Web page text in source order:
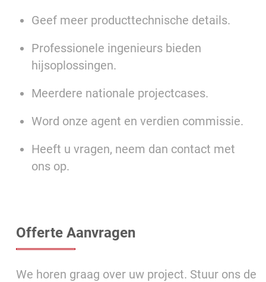
Geef meer producttechnische details.
Professionele ingenieurs bieden
hijsoplossingen.
Meerdere nationale projectcases.
Word onze agent en verdien commissie.
Heeft u vragen, neem dan contact met
ons op.
Offerte Aanvragen
We horen graag over uw project. Stuur ons de